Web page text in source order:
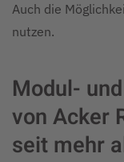
Auch die
nutzen.
Modul-
von Acker
seit mehr